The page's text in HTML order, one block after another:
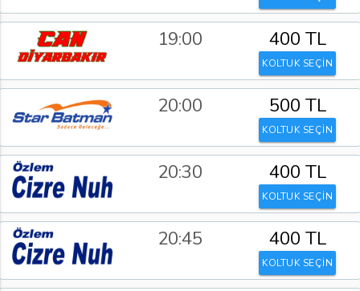
19:00 400 TL
KOLTUK SEÇİN
20:00 500 TL
KOLTUK SEÇİN
20:30 400 TL
KOLTUK SEÇİN
20:45 400 TL
KOLTUK SEÇİN